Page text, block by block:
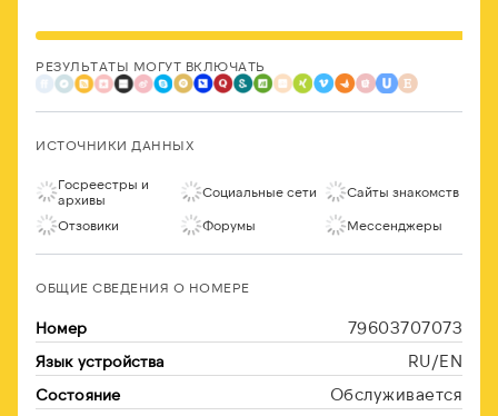
РЕЗУЛЬТАТЫ МОГУТ ВКЛЮЧАТЬ
ИСТОЧНИКИ ДАННЫХ
Госреестры и
архивы
Социальные сети Сайты знакомств
Отзовики Форумы Мессенджеры
ОБЩИЕ СВЕДЕНИЯ О НОМЕРЕ
Номер 79603707073
Язык устройства RU/EN
Состояние Обслуживается